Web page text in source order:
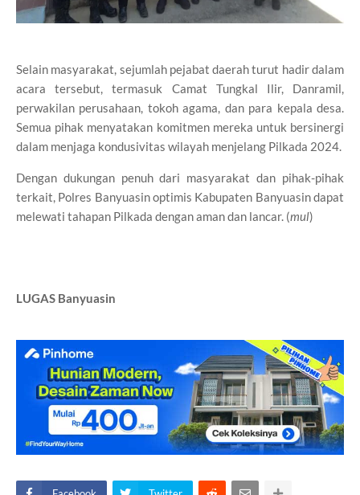
Selain masyarakat, sejumlah pejabat daerah turut hadir dalam
acara tersebut, termasuk Camat Tungkal Ilir, Danramil,
perwakilan perusahaan, tokoh agama, dan para kepala desa.
Semua pihak menyatakan komitmen mereka untuk bersinergi
dalam menjaga kondusivitas wilayah menjelang Pilkada 2024.
Dengan dukungan penuh dari masyarakat dan pihak-pihak
terkait, Polres Banyuasin optimis Kabupaten Banyuasin dapat
melewati tahapan Pilkada dengan aman dan lancar. (mul)
LUGAS Banyuasin